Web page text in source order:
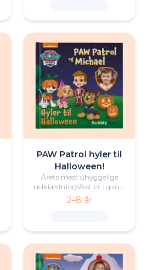
ude, og oplev glæden ved
at være sammen med
dem, man holder af.
PAW Patrol hyler til
Halloween!
Årets mest uhyggelige
udklædningsfest er i gang,
men det ser ud til, at
kaptajn Pighvars båd
noget andet på færde?
2–8 år